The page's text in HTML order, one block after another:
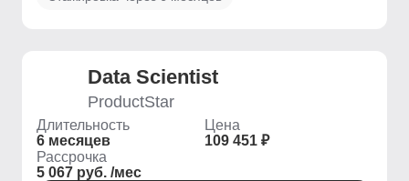
Data Scientist
ProductStar
Длительность
6 месяцев
Цена
109 451 ₽
Рассрочка
5 067 руб. /мес